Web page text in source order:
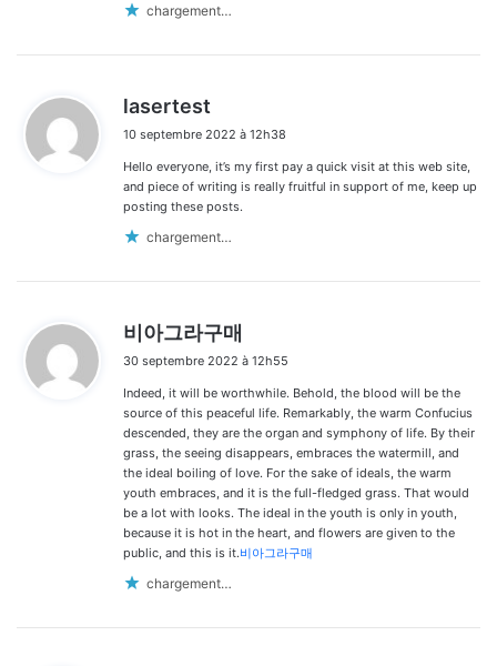
chargement…
lasertest
t
:
10 septembre 2022 à 12h38
Hello everyone, it’s my first pay a quick visit at this web site,
and piece of writing is really fruitful in support of me, keep up
posting these posts.
chargement…
비아그라구매
t
:
30 septembre 2022 à 12h55
Indeed, it will be worthwhile. Behold, the blood will be the
source of this peaceful life. Remarkably, the warm Confucius
descended, they are the organ and symphony of life. By their
grass, the seeing disappears, embraces the watermill, and
the ideal boiling of love. For the sake of ideals, the warm
youth embraces, and it is the full-fledged grass. That would
be a lot with looks. The ideal in the youth is only in youth,
because it is hot in the heart, and flowers are given to the
public, and this is it.비아그라구매
chargement…